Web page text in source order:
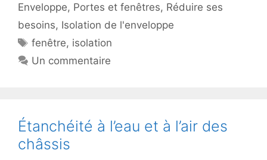
Enveloppe, Portes et fenêtres, Réduire ses
besoins, Isolation de l'enveloppe
Étiquettes
fenêtre, isolation
Un commentaire
Étanchéité à l’eau et à l’air des
châssis